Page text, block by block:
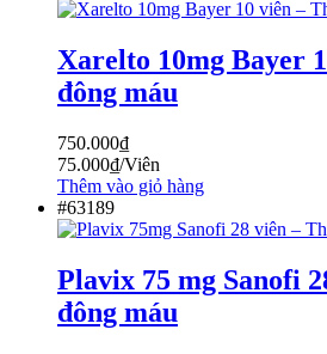
Xarelto 10mg Bayer
đông máu
750.000₫
75.000₫/Viên
Thêm vào giỏ hàng
#63189
Plavix 75 mg Sanofi
đông máu